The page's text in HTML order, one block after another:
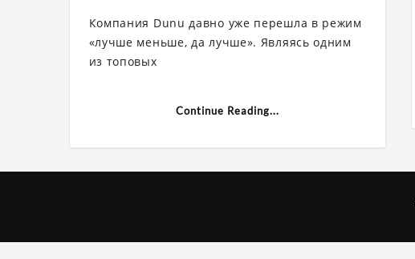
наушников
Falcon
Компания Dunu давно уже перешла в режим
«лучше меньше, да лучше». Являясь одним
из топовых
Continue Reading...